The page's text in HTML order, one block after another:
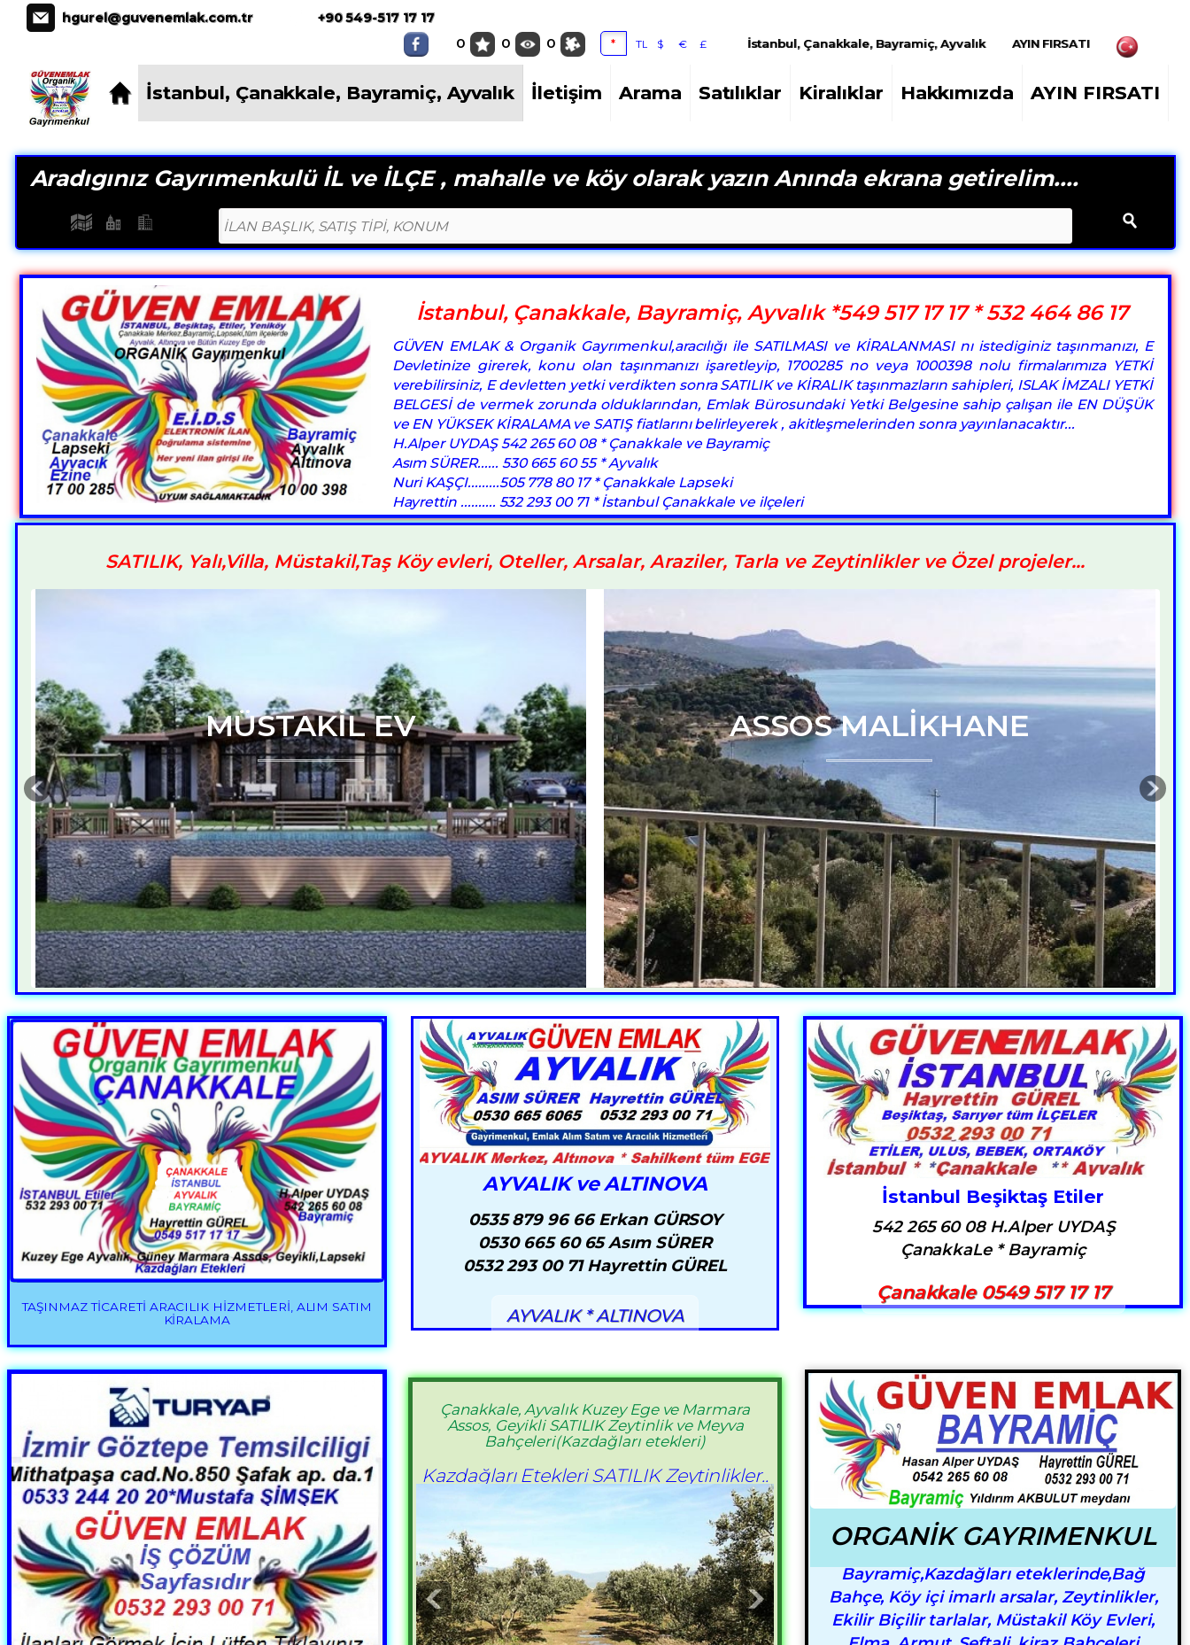
İstanbul * Çanakkale * Bayramiç * Ayvalık
hgurel@guvenemlak.com.tr +90 549-517 17 17
0 0 0 * TL $ € £ İstanbul, Çanakkale, Bayramiç, Ayvalık AYIN FIRSATI
İstanbul, Çanakkale, Bayramiç, Ayvalık İletişim Arama Satılıklar Kiralıklar Hakkımızda AYIN FIRSATI
Aradıgınız Gayrımenkulü İL ve İLÇE , mahalle ve köy olarak yazın Anında ekrana getirelim....
İstanbul, Çanakkale, Bayramiç, Ayvalık *549 517 17 17 * 532 464 86 17
GÜVEN EMLAK & Organik Gayrımenkul,aracılığı ile SATILMASI ve KİRALANMASI nı istediginiz taşınmanızı, E
Devletinize girerek, konu olan taşınmanızı işaretleyip, 1700285 no veya 1000398 nolu firmalarımıza YETKİ
verebilirsiniz, E devletten yetki verdikten sonra SATILIK ve KİRALIK taşınmazların sahipleri, ISLAK İMZALI YETKİ
BELGESİ de vermek zorunda olduklarından, Emlak Bürosundaki Yetki Belgesine sahip çalışan ile EN DÜŞÜK
ve EN YÜKSEK KİRALAMA ve SATIŞ fiatlarını belirleyerek , akitleşmelerinden sonra yayınlanacaktır...
H.Alper UYDAŞ 542 265 60 08 * Çanakkale ve Bayramiç
Asım SÜRER...... 530 665 60 55 * Ayvalık
Nuri KAŞÇI.........505 778 80 17 * Çanakkale Lapseki
Hayrettin .......... 532 293 00 71 * İstanbul Çanakkale ve ilçeleri
SATILIK, Yalı,Villa, Müstakil,Taş Köy evleri, Oteller, Arsalar, Araziler, Tarla ve Zeytinlikler ve Özel projeler...
KAZDAĞLARI ARAZİ MÜSTAKİL MALİKHANE
TAŞINMAZ TİCARETİ ARACILIK HİZMETLERİ, ALIM SATIM
KİRALAMA
AYVALIK ve ALTINOVA
0535 879 96 66 Erkan GÜRSOY
0530 665 60 65 Asım SÜRER
0532 293 00 71 Hayrettin GÜREL
AYVALIK * ALTINOVA
İstanbul Beşiktaş Etiler
542 265 60 08 H.Alper UYDAŞ
ÇanakkaLe * Bayramiç
Çanakkale 0549 517 17 17
Çanakkale, Ayvalık Kuzey Ege ve Marmara
Assos, Geyikli SATILIK Zeytinlik ve Meyva
Bahçeleri(Kazdağları etekleri)
Kazdağları Etekleri SATILIK Zeytinlikler..
ORGANİK GAYRIMENKUL
Bayramiç,Kazdağları eteklerinde,Bağ
Bahçe, Köy içi imarlı arsalar, Zeytinlikler,
Ekilir Biçilir tarlalar, Müstakil Köy Evleri,